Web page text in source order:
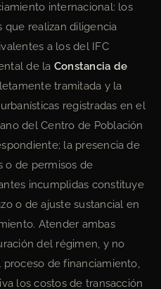
internacional: los
que realizan diligencia
a los del IFC
de la Constancia de
tramitada y la
registradas en el
del Centro de Población
la presencia de
o de permisos de
incumplidas constituye
o de ajuste sustancial en
Atender ambas
del régimen, y no
de financiamiento,
los costos de transacción